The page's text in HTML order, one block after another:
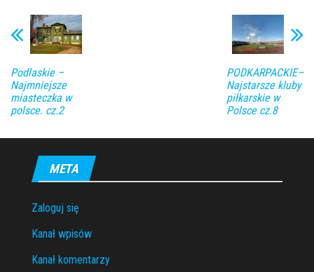
Podlaskie –
Najmniejsze
miasteczka w
polsce. cz.2
PODKARPACKIE–
Najstarsze kluby
piłkarskie w
Polsce cz.8
META
Zaloguj się
Kanał wpisów
Kanał komentarzy